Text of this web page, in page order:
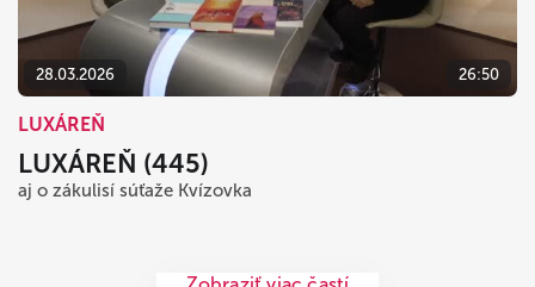
28.03.2026 26:50
LUXÁREŇ
LUXÁREŇ (445)
aj o zákulisí súťaže Kvízovka